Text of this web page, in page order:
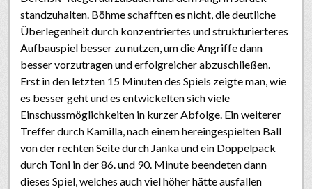
standzuhalten. Böhme schafften es nicht, die deutliche
Überlegenheit durch konzentriertes und strukturierteres
Aufbauspiel besser zu nutzen, um die Angriffe dann
besser vorzutragen und erfolgreicher abzuschließen.
Erst in den letzten 15 Minuten des Spiels zeigte man, wie
es besser geht und es entwickelten sich viele
Einschussmöglichkeiten in kurzer Abfolge. Ein weiterer
Treffer durch Kamilla, nach einem hereingespielten Ball
von der rechten Seite durch Janka und ein Doppelpack
durch Toni in der 86. und 90. Minute beendeten dann
dieses Spiel, welches auch viel höher hätte ausfallen